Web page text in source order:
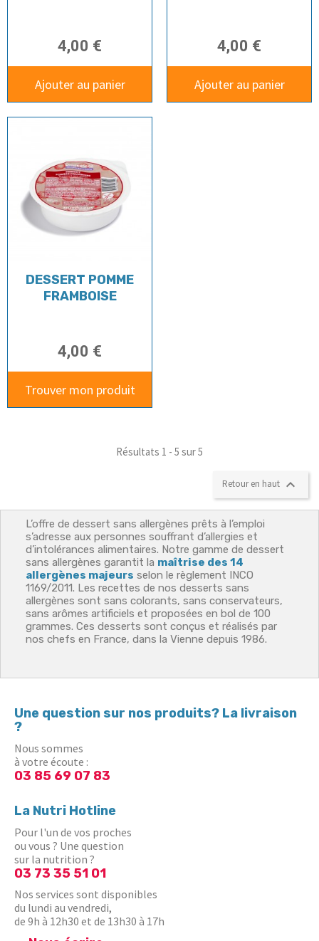
Une question sur nos produits? La livraison
?
Nous sommes
à votre écoute :
03 85 69 07 83
La Nutri Hotline
Pour l'un de vos proches
ou vous ? Une question
sur la nutrition ?
03 73 35 51 01
Nos services sont disponibles
du lundi au vendredi,
de 9h à 12h30 et de 13h30 à 17h
4,00 €
Ajouter au panier
4,00 €
Ajouter au panier
DESSERT POMME
FRAMBOISE
4,00 €
Trouver mon produit
Résultats 1 - 5 sur 5
Retour en haut 
L’offre de dessert sans allergènes prêts à l’emploi
s’adresse aux personnes souffrant d’allergies et
d’intolérances alimentaires. Notre gamme de dessert
sans allergènes garantit la maîtrise des 14
allergènes majeurs selon le règlement INCO
1169/2011. Les recettes de nos desserts sans
allergènes sont sans colorants, sans conservateurs,
sans arômes artificiels et proposées en bol de 100
grammes. Ces desserts sont conçus et réalisés par
nos chefs en France, dans la Vienne depuis 1986.